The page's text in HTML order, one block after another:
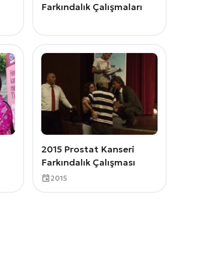
Farkındalık Çalışmaları
2015 Prostat Kanseri
Farkındalık Çalışması
2015